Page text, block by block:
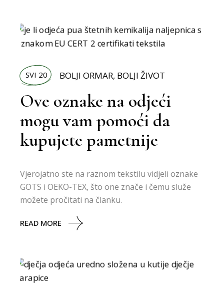
SVI 20 BOLJI ORMAR, BOLJI ŽIVOT
Ove oznake na odjeći
mogu vam pomoći da
kupujete pametnije
Vjerojatno ste na raznom tekstilu vidjeli oznake
GOTS i OEKO-TEX, što one znače i čemu služe
možete pročitati na članku.
READ MORE